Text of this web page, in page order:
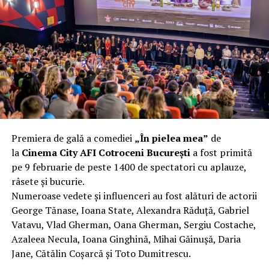
40 km/h. Nu s-a prăbușit, dar s-a deformat atât de tare
încât nu a mai putut fi pliat. Proprietarul l-a aruncat la
fier vechi a doua zi. Asta ca să fie clar de la început: nu
vorbim despre preferințe estetice, ci despre
funcționalitate reală.
Aluminiul, pe scurt: ușor,
rezistent la coroziune, dar cu
nuanțe
Aluminiul e materialul care apare primul în conversație
când cineva caută un pavilion ușor. Și pe bună dreptate.
Densitatea aluminiului e de aproximativ 2,7 g/cm³, față
de circa 7,8 g/cm³ pentru oțel. Practic, la un volum
identic, aluminiul cântărește cam o treime din greutatea
oțelului. Pentru oricine transportă, montează și
demontează frecvent o structură, diferența asta se
Premiera de gală a comediei „În pielea mea” de
la Cinema City AFI Cotroceni Bucureștia fost primită
pe 9 februarie de peste 1400 de spectatori cu aplauze,
râsete și bucurie.
Numeroase vedete și influenceri au fost alături de actorii
George Tănase, Ioana State, Alexandra Răduță, Gabriel
Vatavu, Vlad Gherman, Oana Gherman, Sergiu Costache,
Azaleea Necula, Ioana Ginghină, Mihai Găinușă, Daria
Jane, Cătălin Coșarcă și Toto Dumitrescu.